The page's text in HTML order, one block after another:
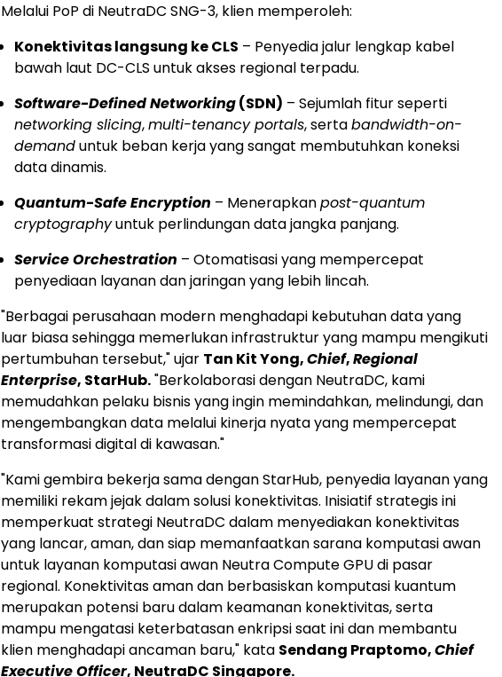
Melalui PoP di NeutraDC SNG-3, klien memperoleh:
Konektivitas langsung ke CLS – Penyedia jalur lengkap kabel
bawah laut DC-CLS untuk akses regional terpadu.
Software-Defined Networking(SDN) – Sejumlah fitur seperti
networking slicing,multi-tenancy portals, sertabandwidth-on-
demanduntuk beban kerja yang sangat membutuhkan koneksi
data dinamis.
Quantum-Safe Encryption – Menerapkanpost-quantum
cryptographyuntuk perlindungan data jangka panjang.
Service Orchestration – Otomatisasi yang mempercepat
penyediaan layanan dan jaringan yang lebih lincah.
"Berbagai perusahaan modern menghadapi kebutuhan data yang
luar biasa sehingga memerlukan infrastruktur yang mampu mengikuti
pertumbuhan tersebut," ujar Tan Kit Yong,Chief,Regional
Enterprise, StarHub."Berkolaborasi dengan NeutraDC, kami
memudahkan pelaku bisnis yang ingin memindahkan, melindungi, dan
mengembangkan data melalui kinerja nyata yang mempercepat
transformasi digital di kawasan."
"Kami gembira bekerja sama dengan StarHub, penyedia layanan yang
memiliki rekam jejak dalam solusi konektivitas. Inisiatif strategis ini
memperkuat strategi NeutraDC dalam menyediakan konektivitas
yang lancar, aman, dan siap memanfaatkan sarana komputasi awan
untuk layanan komputasi awan Neutra Compute GPU di pasar
regional. Konektivitas aman dan berbasiskan komputasi kuantum
merupakan potensi baru dalam keamanan konektivitas, serta
mampu mengatasi keterbatasan enkripsi saat ini dan membantu
klien menghadapi ancaman baru," kata Sendang Praptomo,Chief
Executive Officer, NeutraDC Singapore.